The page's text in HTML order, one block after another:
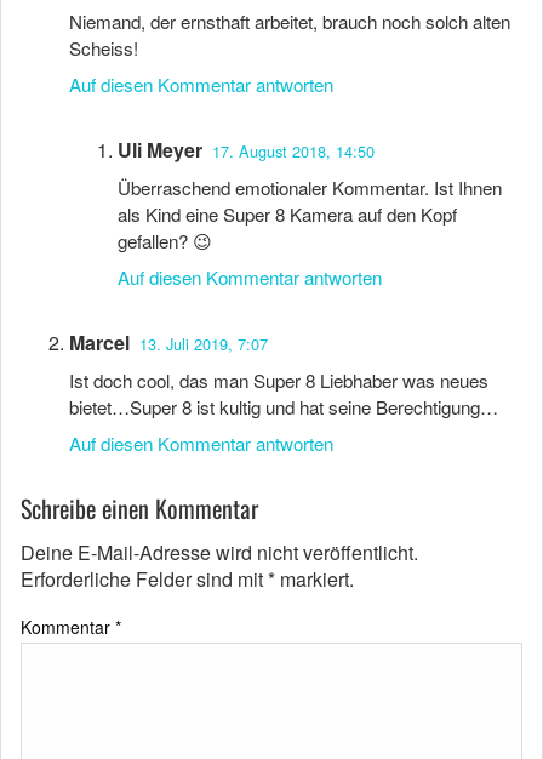
Niemand, der ernsthaft arbeitet, brauch noch solch alten
Scheiss!
Auf diesen Kommentar antworten
Uli Meyer 17. August 2018, 14:50
Überraschend emotionaler Kommentar. Ist Ihnen
als Kind eine Super 8 Kamera auf den Kopf
gefallen? 😉
Auf diesen Kommentar antworten
Marcel 13. Juli 2019, 7:07
Ist doch cool, das man Super 8 Liebhaber was neues
bietet…Super 8 ist kultig und hat seine Berechtigung…
Auf diesen Kommentar antworten
Schreibe einen Kommentar
Deine E-Mail-Adresse wird nicht veröffentlicht.
Erforderliche Felder sind mit* markiert.
Kommentar *